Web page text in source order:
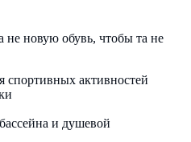
новую обувь, чтобы та не
спортивных активностей
и душевой